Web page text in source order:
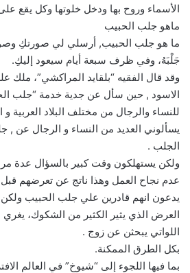
الأسماء وروح بها ودخل خلوتها وكل يقع
ماهو جلب الحبيب
ما هو جلب الحبيب, أرسلي لي صورتكِ
جَلْبَهُ، وفي ظرف سبعة أيام سيعود إليكِ.
وقد قال الفقيه “بلقايد المراكشي”، ملك
الاسود , حين سأل عن جدية خدمة “جلب
للنساء والرجال من مختلف البلاد العربية و
يسألوني العديد من النساء و الرجال عن ,
الجلب .
ولكن يستهلكون وقت كبير بالسؤال عدة
عدم نجاح العمل وهذا ناتج عن تعرضهم
يدعون انهم قادرين علي جلب الحبيب
العرض الذي يثير الكثير من الشكوك، يغري
اللواتي يبحثن عن زوج .
بكل الطرق الممكنة.
بما فيها اللجوء إلى “شيوخ” في العالم